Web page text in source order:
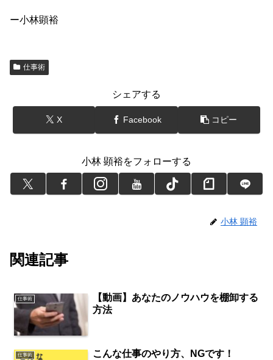
ー小林顕裕
仕事術
シェアする
X Facebook コピー
小林 顕裕をフォローする
小林 顕裕
関連記事
仕事術
【動画】あなたのノウハウを棚卸する
方法
仕事術 こんな仕事のやり方、NGです！